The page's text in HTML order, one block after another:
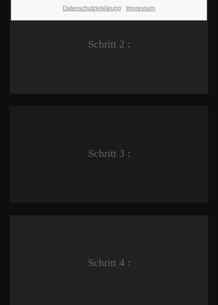
Schritt 2 :
Schritt 3 :
Schritt 4 :
Datenschutzerklärung Impressum